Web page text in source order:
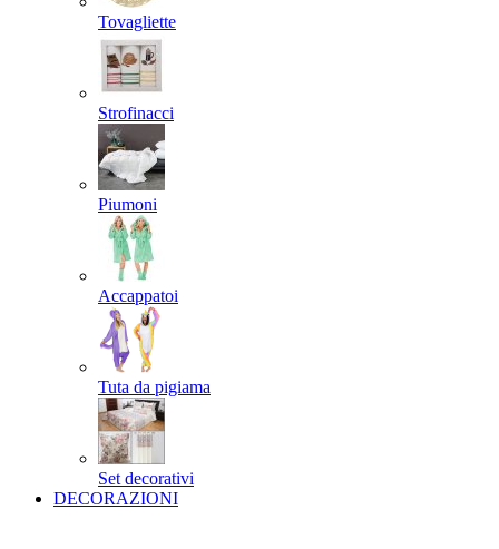
Tovagliette
Strofinacci
Piumoni
Accappatoi
Tuta da pigiama
Set decorativi
DECORAZIONI